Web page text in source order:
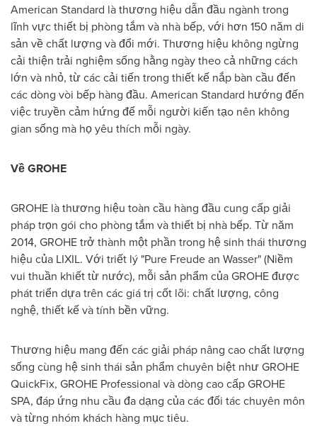
American Standard là thương hiệu dẫn đầu ngành trong
lĩnh vực thiết bị phòng tắm và nhà bếp, với hơn 150 năm di
sản về chất lượng và đổi mới. Thương hiệu không ngừng
cải thiện trải nghiệm sống hằng ngày theo cả những cách
lớn và nhỏ, từ các cải tiến trong thiết kế nắp bàn cầu đến
các dòng vòi bếp hàng đầu. American Standard hướng đến
việc truyền cảm hứng để mỗi người kiến tạo nên không
gian sống mà họ yêu thích mỗi ngày.
Về GROHE
GROHE là thương hiệu toàn cầu hàng đầu cung cấp giải
pháp trọn gói cho phòng tắm và thiết bị nhà bếp. Từ năm
2014, GROHE trở thành một phần trong hệ sinh thái thương
hiệu của LIXIL. Với triết lý "Pure Freude an Wasser" (Niềm
vui thuần khiết từ nước), mỗi sản phẩm của GROHE được
phát triển dựa trên các giá trị cốt lõi: chất lượng, công
nghệ, thiết kế và tính bền vững.
Thương hiệu mang đến các giải pháp nâng cao chất lượng
sống cùng hệ sinh thái sản phẩm chuyên biệt như GROHE
QuickFix, GROHE Professional và dòng cao cấp GROHE
SPA, đáp ứng nhu cầu đa dạng của các đối tác chuyên môn
và từng nhóm khách hàng mục tiêu.